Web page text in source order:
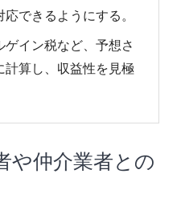
できるようにする。
ゲイン税など、予想さ
計算し、収益性を見極
や仲介業者との